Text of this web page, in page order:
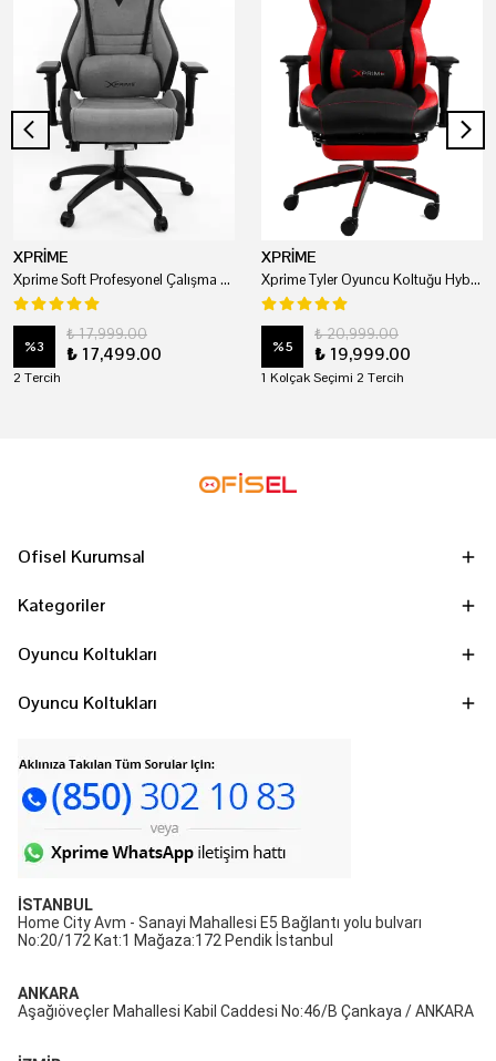
XPRİME
Xprime Soft Profesyonel Çalışma Ve Oyuncu Koltuğu
%3
₺ 17,999.00
₺ 17,499.00
2 Tercih
XPRİME
Xprime Tyler Oyuncu Koltuğu Hybrid Kumaş Kırmızı
%5
₺ 20,999.00
₺ 19,999.00
1 Kolçak Seçimi 2 Tercih
Ofisel Kurumsal
Kategoriler
Oyuncu Koltukları
Oyuncu Koltukları
İSTANBUL
Home City Avm - Sanayi Mahallesi E5 Bağlantı yolu bulvarı
No:20/172 Kat:1 Mağaza:172 Pendik İstanbul
ANKARA
Aşağıöveçler Mahallesi Kabil Caddesi No:46/B Çankaya / ANKARA